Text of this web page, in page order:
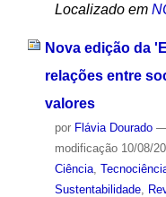
Localizado em
Nova edição da
relações entre
valores
por Flávia Dourado
modificação10/08/
Ciência,
Sustentabilidade,